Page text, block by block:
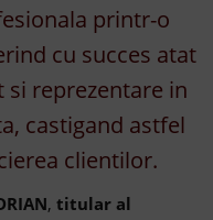
printr-o
cu succes atat
si reprezentare in
castigand astfel
clientilor.
, titular al